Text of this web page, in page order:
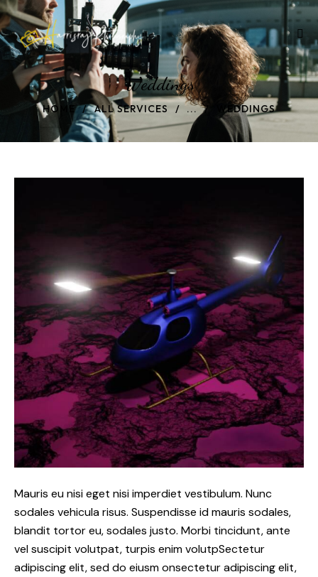
Weddings
HOME ALL SERVICES ... WEDDINGS
Mauris eu nisi eget nisi imperdiet vestibulum. Nunc
sodales vehicula risus. Suspendisse id mauris sodales,
blandit tortor eu, sodales justo. Morbi tincidunt, ante
vel suscipit volutpat, turpis enim volutpSectetur
adipiscing elit, sed do eiusm onsectetur adipiscing elit,